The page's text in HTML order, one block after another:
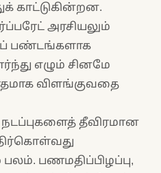
காட்டுகின்றன.
அரசியலும்
பண்டங்களாக
எழும் சினமே
விளங்குவதை
தீவிரமான
பணமதிப்பிழப்பு,